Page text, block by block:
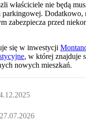
właściciele nie będą
parkingowej. Dodatkowo,
zabezpiecza przed
się w inwestycji
, w której znajduje
nowych mieszkań.
27.07.2026